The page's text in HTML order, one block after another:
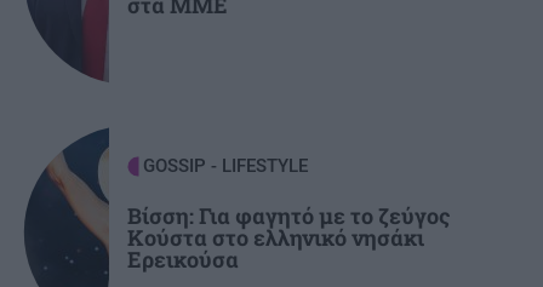
Κατακράτηση υγρών ή λίπος στα πόδια; Η απλή
δοκιμή με τον αντίχειρα που δίνει την
απάντηση
ΚΡΗΤΗ
GOSSIP - LIFESTYLE
Βίσση: Για φαγητό με το ζεύγος
Κούστα στο ελληνικό νησάκι
Ερεικούσα